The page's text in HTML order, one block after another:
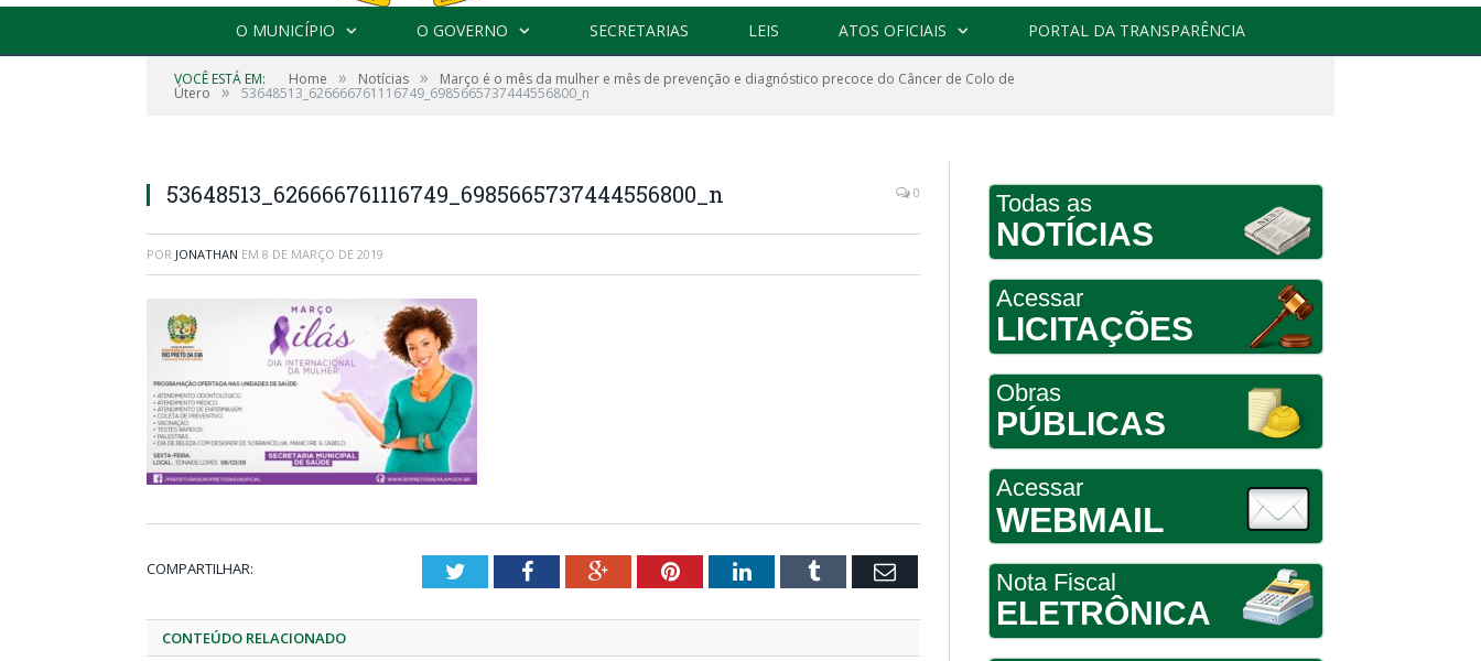
O MUNICÍPIO O GOVERNO SECRETARIAS LEIS ATOS OFICIAIS PORTAL DA TRANSPARÊNCIA
VOCÊ ESTÁ EM: Home » Notícias » Março é o mês da mulher e mês de prevenção e diagnóstico precoce do Câncer de Colo de
Útero » 53648513_626666761116749_6985665737444556800_n
53648513_626666761116749_6985665737444556800_n 0
POR JONATHAN EM 8 DE MARÇO DE 2019
COMPARTILHAR: TwitterFacebookGoogle+PinterestLinkedInTumblr Email
CONTEÚDO RELACIONADO
Todas as
NOTÍCIAS
Acessar
LICITAÇÕES
Obras
PÚBLICAS
Acessar
WEBMAIL
Nota Fiscal
ELETRÔNICA